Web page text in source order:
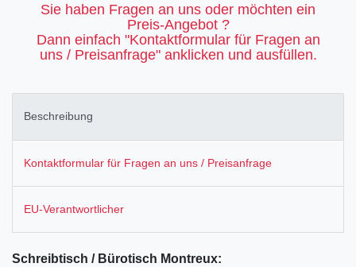
Sie haben Fragen an uns oder möchten ein
Preis-Angebot ?
Dann einfach "Kontaktformular für Fragen an
uns / Preisanfrage" anklicken und ausfüllen.
Beschreibung
Kontaktformular für Fragen an uns / Preisanfrage
EU-Verantwortlicher
Schreibtisch / Bürotisch Montreux: